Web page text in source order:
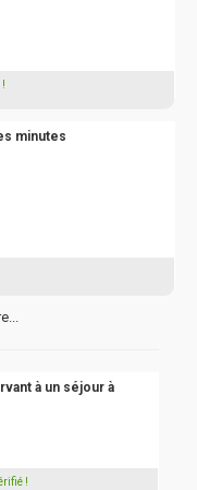
minutes
à un séjour à
!